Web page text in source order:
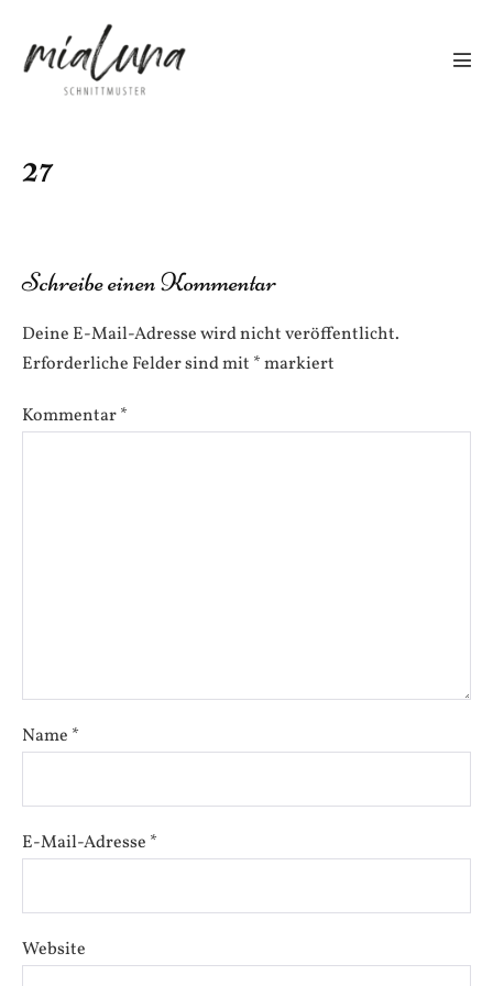
Inhalt
springen
27
Schreibe einen Kommentar
Deine E-Mail-Adresse wird nicht veröffentlicht.
Erforderliche Felder sind mit *markiert
Kommentar*
Name *
E-Mail-Adresse *
Website